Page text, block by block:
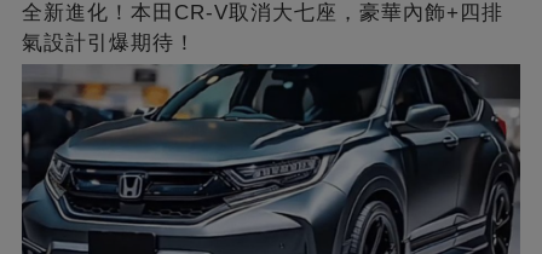
全新進化！本田CR-V取消大七座，豪華內飾+四排
氣設計引爆期待！